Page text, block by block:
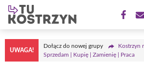
Przejdź
treści
UWAGA!
Dołącz do nowej grupy
Kostrzyn
Sprzedam | Kupię | Zamienię | Praca